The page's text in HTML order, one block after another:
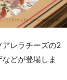
レラチーズの2
どが登場しま